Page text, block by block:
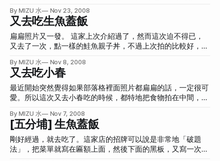
眼就知道我會寫文誇獎他們，所以我一去，他們就送上鮭魚腹
上來，害得我開始覺得鮭魚其他部位根本不能吃，因為腹部好
好吃。可是這不是每次都有，所以別羨慕我。 其二、全台灣
第一好吃鰻魚飯
市內湖區洲子街75號 (內湖科學園區) 電話：02-87973311 **
為何去？**老友聚會，感情諮詢，工作閒談 **最推薦菜色？**
紅酒番茄！風味獨具，150元。 **一句評語：**生魚片很不
錯，但整體來說太貴。 原創一番 食用日期：2008-12-03 星
號 電話：02-27551222 價位：吃到飽399加一成服務費菜單
為何去？
做的不是很好，不但有突然出現的嚇人音樂之外，table排版
的有點死氣沉沉。 我吃的是晚餐，大約一人九百。可以吃到
飽。 這邊的生魚片是直接放在那邊一堆一堆給你自己夾，很
爽，所以我的暴力朋友第一盤就拿了這麼多。 我看到之後，(
好吃了。一般吃到飽的生魚片都是要跟服務人員點了之後，師
傅才會切給你，雖然總會覺得每次都給一點點，但那樣反而比
較覺得珍貴，人還真是犯賤。 但雖然這樣講，能這樣挖一大
把的生魚片來吃還是很爽，上面那一段看看就好，因為真的很
爽啊！哈哈哈！不要取消掉嘛(突然怕上閤屋老闆看到我的文
章，就真的不讓客人自己拿了…真是自以為是)！再來個近照
吧！ 接下來第二盤，他們的柳葉魚沾的是照燒醬，真的超級
好吃的啊！之前我一直沒有很喜歡這種裡面都是乾乾的卵的
魚，但偏偏身邊的人都很愛吃，搞得我好像也非得愛吃一樣。
不過照燒醬的柳葉魚真
By MIZU 水 Nov 23, 2008
又去吃生魚蓋飯
扁扁照片又一發。 這家上次介紹過了，然而這次迫不得已，
又去了一次，點一樣的鮭魚親子丼，不過上次拍的比較好，一
好喝，我問老闆這是什麼茶，他本來還不講，說是秘方，不過
後來被我套出來啦，就是麥茶+綠茶。為了不隨便外露商業機
密，所以隱藏起來，呵呵！ 直接就杯盤狼藉。 話說回來，我
都打不出「丼」這個字，每次都是去複製的，有沒有什麼好方
By MIZU 水 Nov 8, 2008
又去吃小春
最近開始突然覺得如果部落格裡面照片都扁扁的話，一定很可
愛。所以這次又去小春吃的時候，都特地把食物拍在中間，然
照片點開會是Lightbox的原圖。所以我一張照片上傳到Flickr
兩次，哦呵呵呵呵！都買了Pro帳號，一定要死命塞爆！不過
因為還是有點擔心Flickr，所以在電腦還是會存一份的啦 :D 因
為我老闆很喜歡吃小春日本料理，所以有時開完會或是怎樣，
By MIZU 水 Nov 7, 2008
[五分埔] 生魚蓋飯
剛好經過，就去吃了。這家店的招牌可以說是非常地「破題
法」，把菜單就寫在匾額上面，然後下面的黑板，又寫一次匾